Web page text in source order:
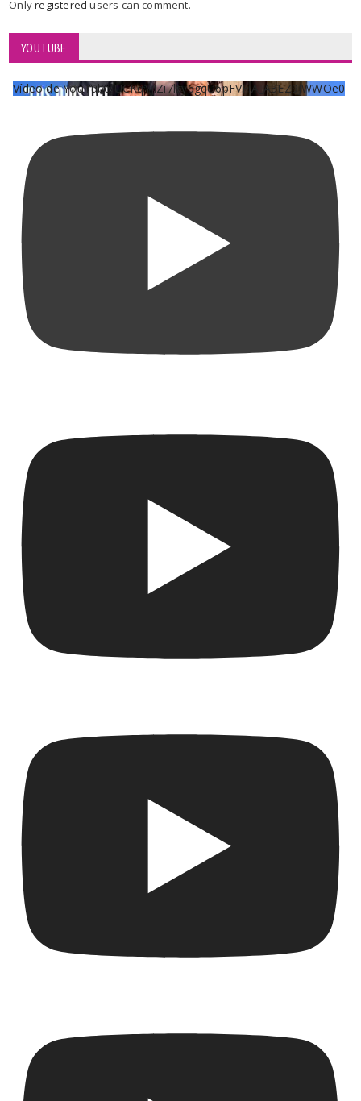
Onlyregisteredusers can comment.
YOUTUBE
Vídeo de YouTube UCKqYjiZi7lzy6gqU6pFVFiA_A3EZ9JWWOe0